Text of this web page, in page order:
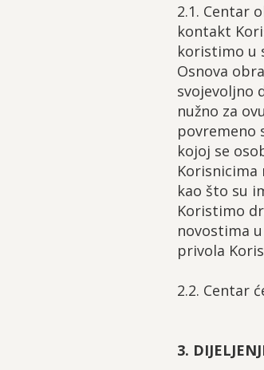
2.1. Centar
kontakt
koristimo u
Osnova
svojevoljno
nužno za
povremeno
kojoj se
Korisnicima
kao što su
Koristimo
novostima
privola
2.2. Centar
3.